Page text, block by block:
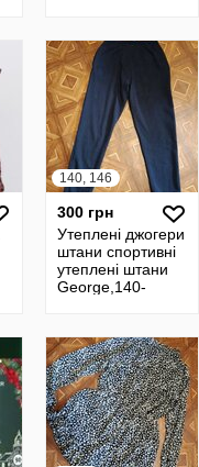
140, 146
300 грн
Утеплені джогери
штани спортивні
утеплені штани
George,140-